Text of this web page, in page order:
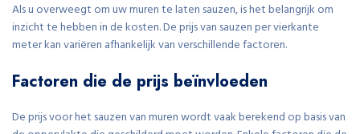
Als u overweegt om uw muren te laten sauzen, is het belangrijk om
inzicht te hebben in de kosten. De prijs van sauzen per vierkante
meter kan variëren afhankelijk van verschillende factoren.
Factoren die de prijs beïnvloeden
De prijs voor het sauzen van muren wordt vaak berekend op basis van